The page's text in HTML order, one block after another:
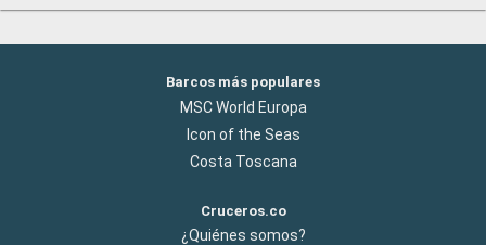
Barcos más populares
MSC World Europa
Icon of the Seas
Costa Toscana
Cruceros.co
¿Quiénes somos?